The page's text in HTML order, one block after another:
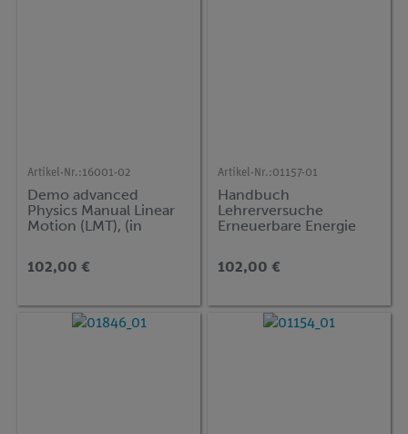
Artikel-Nr.:16001-02
Demo advanced
Physics Manual Linear
Motion (LMT), (in
102,00 €
Artikel-Nr.:01157-01
Handbuch
Lehrerversuche
Erneuerbare Energie
Physik (ENT)
102,00 €